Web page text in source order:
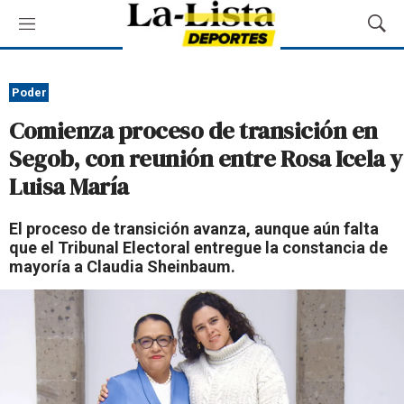
M
e
ú
M
o
a
r
B
q
u
e
Poder
Comienza proceso de transición en
Segob, con reunión entre Rosa Icela y
Luisa María
El proceso de transición avanza, aunque aún falta
que el Tribunal Electoral entregue la constancia de
mayoría a Claudia Sheinbaum.